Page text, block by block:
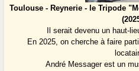
Toulouse - Reynerie - le Tripode
Il serait devenu un haut-
En 2025, on cherche à faire
André Messager est un